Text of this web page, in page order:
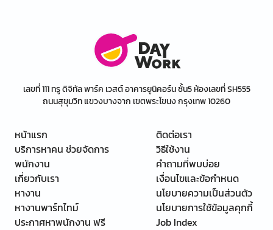
เลขที่ 111 ทรู ดิจิทัล พาร์ค เวสต์ อาคารยูนิคอร์น ชั้น5 ห้องเลขที่ SH555
ถนนสุขุมวิท แขวงบางจาก เขตพระโขนง กรุงเทพ 10260
หน้าแรก
บริการหาคน ช่วยจัดการ
พนักงาน
เกี่ยวกับเรา
หางาน
หางานพาร์ทไทม์
ประกาศหาพนักงาน ฟรี
ติดต่อเรา
วิธีใช้งาน
คำถามที่พบบ่อย
เงื่อนไขและข้อกำหนด
นโยบายความเป็นส่วนตัว
นโยบายการใช้ข้อมูลคุกกี้
Job Index